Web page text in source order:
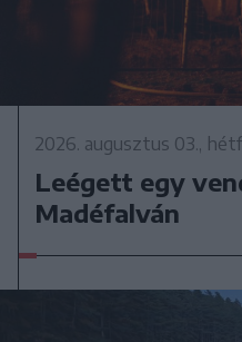
2026. augusztus 03.,
Leégett egy
Madéfalván